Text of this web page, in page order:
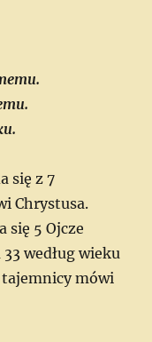
się z 7
Chrystusa.
się 5 Ojcze
według wieku
tajemnicy mówi